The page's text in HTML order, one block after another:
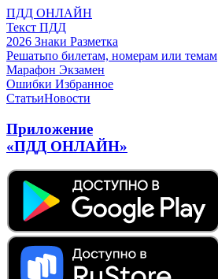
ПДД ОНЛАЙН
Текст ПДД
2026 Знаки Разметка
Решатьпо билетам, номерам или темам
Марафон Экзамен
Ошибки Избранное
СтатьиНовости
Приложение
«ПДД ОНЛАЙН»